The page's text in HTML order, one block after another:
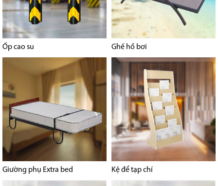
Ốp cao su Ghế hồ bơi
Giường phụ Extra bed Kệ để tạp chí